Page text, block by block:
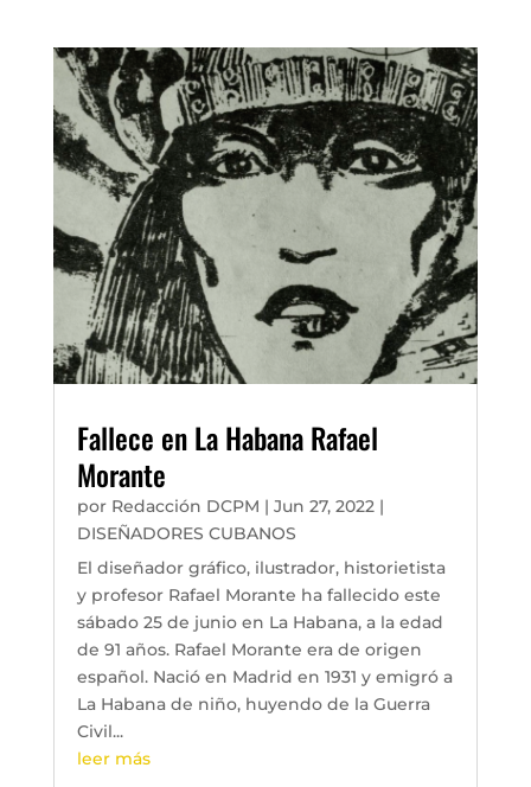
Fallece en La Habana Rafael
Morante
por Redacción DCPM | Jun 27, 2022|
DISEÑADORES CUBANOS
El diseñador gráfico, ilustrador, historietista
y profesor Rafael Morante ha fallecido este
sábado 25 de junio en La Habana, a la edad
de 91 años. Rafael Morante era de origen
español. Nació en Madrid en 1931 y emigró a
La Habana de niño, huyendo de la Guerra
Civil...
leer más